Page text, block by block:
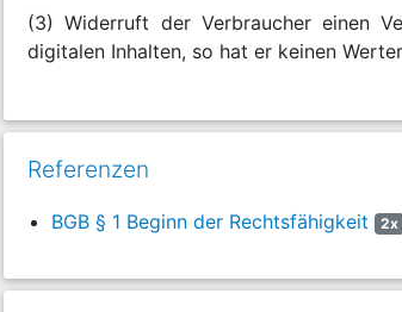
(3) Widerruft der Verbraucher einen
digitalen Inhalten, so hat er keinen
Referenzen
BGB § 1 Beginn der Rechtsfähigkeit 2x